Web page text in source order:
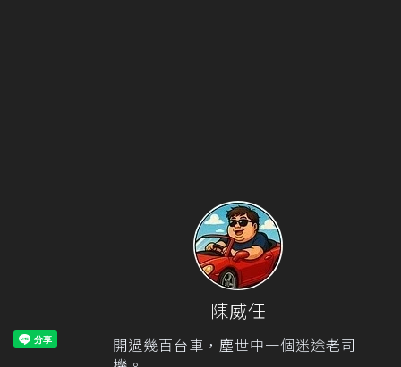
陳威任
開過幾百台車，塵世中一個迷途老司